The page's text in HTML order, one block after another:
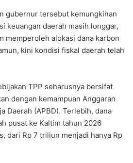
gubernur tersebut kemungkinan
keuangan daerah masih longgar,
memperoleh alokasi dana karbon
kini kondisi fiskal daerah telah
TPP seharusnya bersifat
dengan kemampuan Anggaran
Daerah (APBD). Terlebih, dana
pusat ke Kaltim tahun 2026
dari Rp 7 triliun menjadi hanya Rp